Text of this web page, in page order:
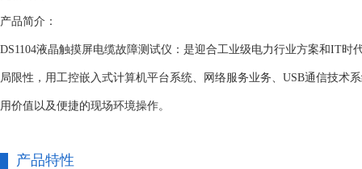
产品简介：
DS1104液晶触摸屏电缆故障测试仪：是迎合工业级电力行业方案和IT时
局限性，用工控嵌入式计算机平台系统、网络服务业务、USB通信技术
用价值以及便捷的现场环境操作。
产品特性